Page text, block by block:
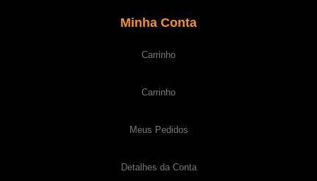
Minha Conta
Carrinho
Carrinho
Meus Pedidos
Detalhes da Conta